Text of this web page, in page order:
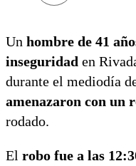
Un hombre de 41
inseguridad en
durante el mediodía
amenazaron con un
rodado.
El robo fue a las